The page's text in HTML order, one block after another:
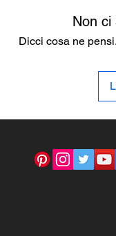
Non ci
Dicci cosa ne